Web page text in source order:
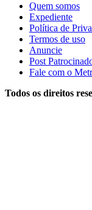
Quem somos
Expediente
Política de
Termos de uso
Anuncie
Post
Fale com o
Todos os direitos